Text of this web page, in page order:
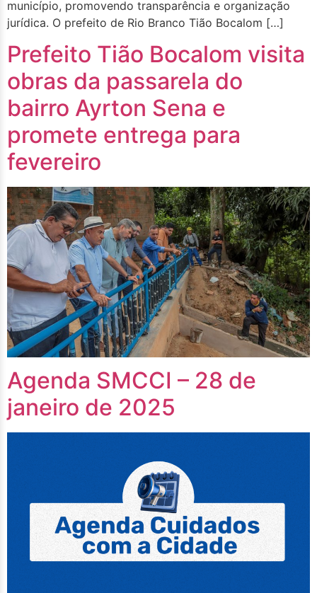
município, promovendo transparência e organização
jurídica. O prefeito de Rio Branco Tião Bocalom […]
Prefeito Tião Bocalom visita
obras da passarela do
bairro Ayrton Sena e
promete entrega para
fevereiro
Agenda SMCCI – 28 de
janeiro de 2025